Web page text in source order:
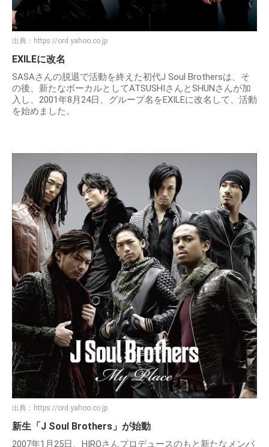
出典： https://ord.yahoo.co.jp
EXILEに改名
SASAさんの脱退で活動を終えた初代J Soul Brothersは、そ
の後、新たなボーカルとしてATSUSHIさんとSHUNさんが加
入し、2001年8月24日、グループ名をEXILEに改名して、活動
を始めました。
出典： https://ord.yahoo.co.jp
新生「J Soul Brothers」が始動
2007年1月25日、HIROさんプロデュースのもと新たなメンバ